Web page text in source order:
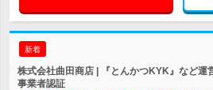
新着
株式会社曲田商店 | 『とんかつKYK』など運
事業者認証